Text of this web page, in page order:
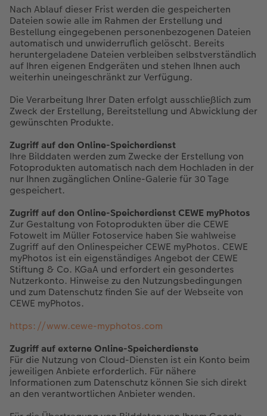
Nach Ablauf dieser Frist werden die gespeicherten
Dateien sowie alle im Rahmen der Erstellung und
Bestellung eingegebenen personenbezogenen Dateien
automatisch und unwiderruflich gelöscht. Bereits
heruntergeladene Dateien verbleiben selbstverständlich
auf Ihren eigenen Endgeräten und stehen Ihnen auch
weiterhin uneingeschränkt zur Verfügung.
Die Verarbeitung Ihrer Daten erfolgt ausschließlich zum
Zweck der Erstellung, Bereitstellung und Abwicklung der
gewünschten Produkte.
Zugriff auf den Online-Speicherdienst
Ihre Bilddaten werden zum Zwecke der Erstellung von
Fotoprodukten automatisch nach dem Hochladen in der
nur Ihnen zugänglichen Online-Galerie für 30 Tage
gespeichert.
Zugriff auf den Online-Speicherdienst CEWE myPhotos
Zur Gestaltung von Fotoprodukten über die CEWE
Fotowelt im Müller Fotoservice haben Sie wahlweise
Zugriff auf den Onlinespeicher CEWE myPhotos. CEWE
myPhotos ist ein eigenständiges Angebot der CEWE
Stiftung & Co. KGaA und erfordert ein gesondertes
Nutzerkonto. Hinweise zu den Nutzungsbedingungen
und zum Datenschutz finden Sie auf der Webseite von
CEWE myPhotos.
https://www.cewe-myphotos.com
Zugriff auf externe Online-Speicherdienste
Für die Nutzung von Cloud-Diensten ist ein Konto beim
jeweiligen Anbiete erforderlich. Für nähere
Informationen zum Datenschutz können Sie sich direkt
an den verantwortlichen Anbieter wenden.